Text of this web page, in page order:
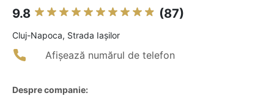
9.8 (87)
Cluj-Napoca, Strada Iașilor
Afișează numărul de telefon
Despre companie: